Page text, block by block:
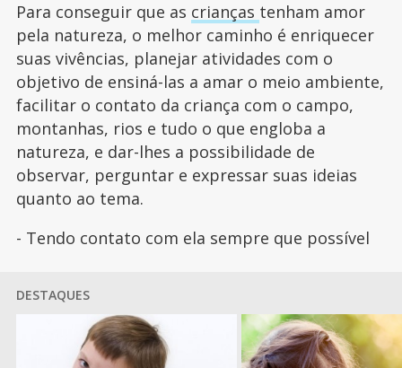
Para conseguir que as crianças tenham amor
pela natureza, o melhor caminho é enriquecer
suas vivências, planejar atividades com o
objetivo de ensiná-las a amar o meio ambiente,
facilitar o contato da criança com o campo,
montanhas, rios e tudo o que engloba a
natureza, e dar-lhes a possibilidade de
observar, perguntar e expressar suas ideias
quanto ao tema.
- Tendo contato com ela sempre que possível
DESTAQUES